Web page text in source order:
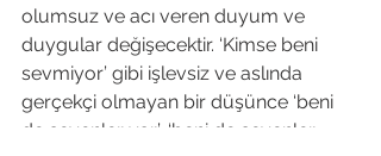
olumsuz ve acı veren duyum ve
duygular değişecektir. ‘Kimse beni
sevmiyor’ gibi işlevsiz ve aslında
gerçekçi olmayan bir düşünce ‘beni
de sevenler var’, ‘beni de sevenler